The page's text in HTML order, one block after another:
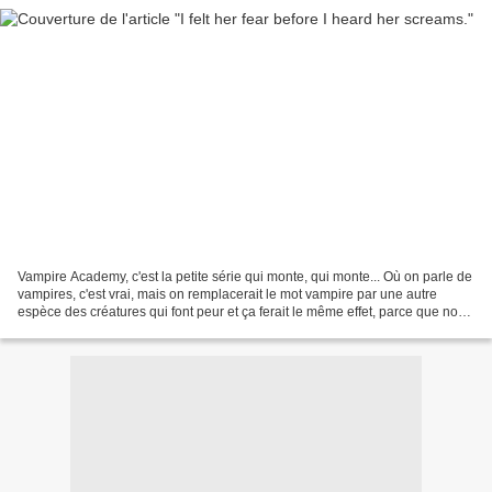
Vampire Academy, c'est la petite série qui monte, qui monte... Où on parle de
vampires, c'est vrai, mais on remplacerait le mot vampire par une autre
espèce des créatures qui font peur et ça ferait le même effet, parce que non